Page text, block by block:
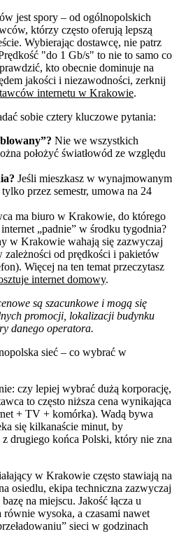
jest spory – od ogólnopolskich
którzy często oferują lepszą
Wybierając dostawcę, nie patrz
"do 1 Gb/s" to nie to samo co
kto obecnie dominuje na
jakości i niezawodności, zerknij
internetu w Krakowie.
sobie cztery kluczowe pytania:
Nie we wszystkich
położyć światłowód ze względu
Jeśli mieszkasz w wynajmowanym
przez semestr, umowa na 24
ma biuro w Krakowie, do którego
„padnie” w środku tygodnia?
w Krakowie wahają się zazwyczaj
zależności od prędkości i pakietów
Więcej na ten temat przeczytasz
internet domowy.
są szacunkowe i mogą się
promocji, lokalizacji budynku
danego operatora.
sieć – co wybrać w
czy lepiej wybrać dużą korporację,
to często niższa cena wynikająca
+ TV + komórka). Wadą bywa
się kilkanaście minut, by
drugiego końca Polski, który nie zna
w Krakowie często stawiają na
osiedlu, ekipa techniczna zazwyczaj
na miejscu. Jakość łącza u
wysoka, a czasami nawet
sieci w godzinach